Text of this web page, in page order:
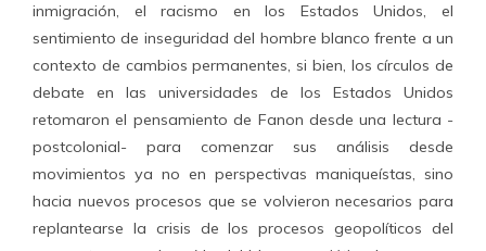
inmigración, el racismo en los Estados Unidos, el
sentimiento de inseguridad del hombre blanco frente a un
contexto de cambios permanentes, si bien, los círculos de
debate en las universidades de los Estados Unidos
retomaron el pensamiento de Fanon desde una lectura -
postcolonial- para comenzar sus análisis desde
movimientos ya no en perspectivas maniqueístas, sino
hacia nuevos procesos que se volvieron necesarios para
replantearse la crisis de los procesos geopolíticos del